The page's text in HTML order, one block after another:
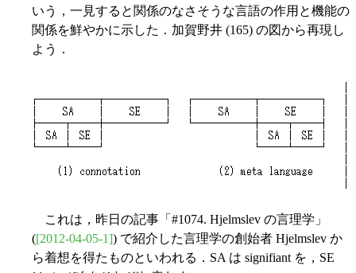
いう，一見すると関係のなさそうな言語の作用と機能の
関係を鮮やかに示した．加賀野井 (165) の図から再現し
よう．
これは，昨日の記事「#1074. Hjelmslev の言理学」
([2012-04-05-1]) で紹介した言理学の創始者 Hjelmslev か
ら着想を得たものといわれる．SA は signifiant を，SE